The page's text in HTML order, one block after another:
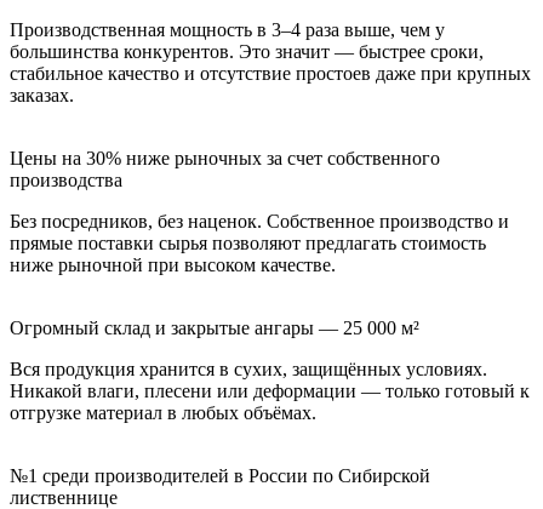
Производственная мощность в 3–4 раза выше, чем у
большинства конкурентов. Это значит — быстрее сроки,
стабильное качество и отсутствие простоев даже при крупных
заказах.
Цены на 30% ниже рыночных за счет собственного
производства
Без посредников, без наценок. Собственное производство и
прямые поставки сырья позволяют предлагать стоимость
ниже рыночной при высоком качестве.
Огромный склад и закрытые ангары — 25 000 м²
Вся продукция хранится в сухих, защищённых условиях.
Никакой влаги, плесени или деформации — только готовый к
отгрузке материал в любых объёмах.
№1 среди производителей в России по Сибирской
лиственнице